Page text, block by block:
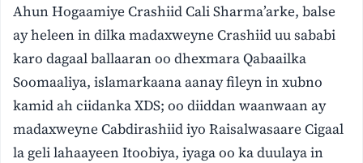
Ahun Hogaamiye Crashiid Cali Sharma’arke, balse
ay heleen in dilka madaxweyne Crashiid uu sababi
karo dagaal ballaaran oo dhexmara Qabaailka
Soomaaliya, islamarkaana aanay fileyn in xubno
kamid ah ciidanka XDS; oo diiddan waanwaan ay
madaxweyne Cabdirashiid iyo Raisalwasaare Cigaal
la geli lahaayeen Itoobiya, iyaga oo ka duulaya in